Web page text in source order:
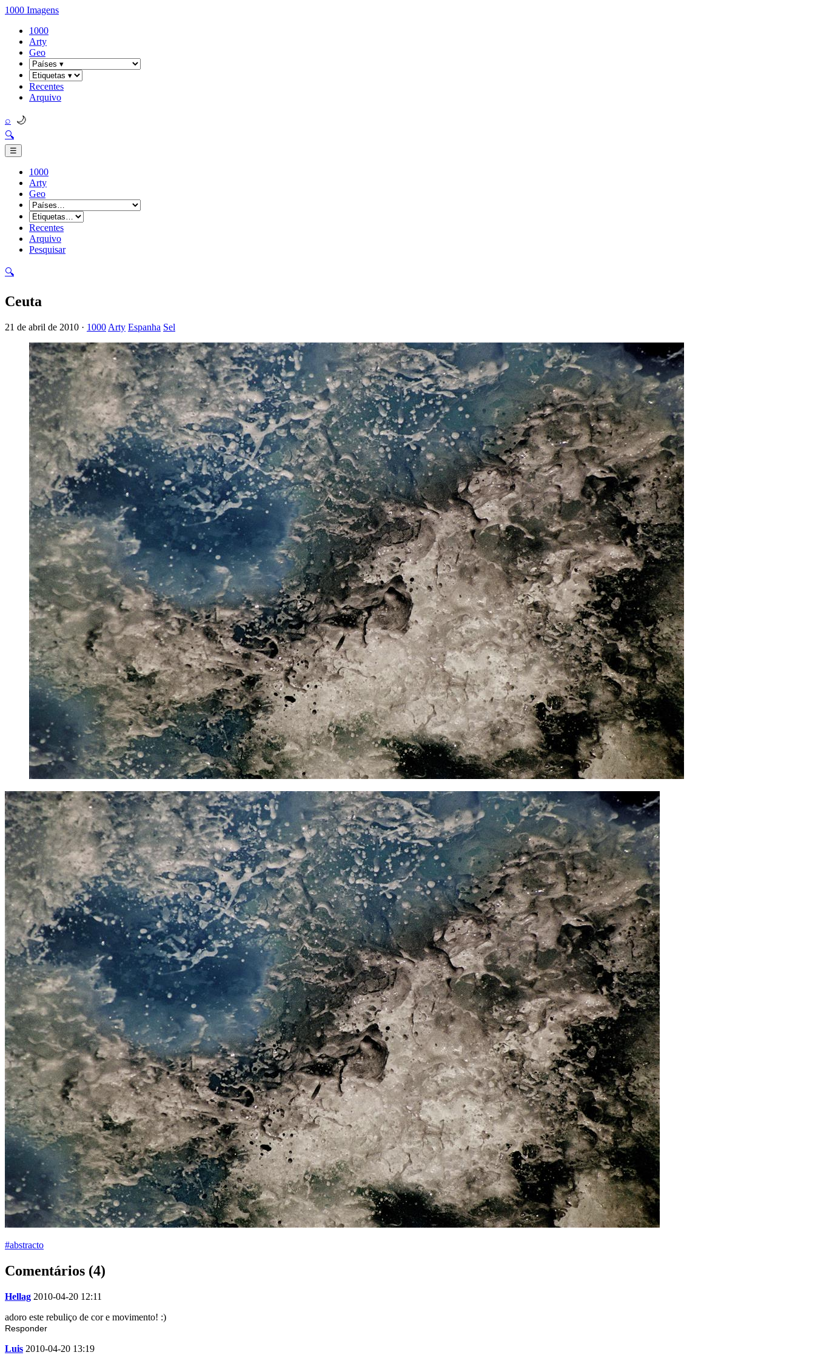
1000 Imagens
1000
Arty
Geo
Recentes
Arquivo
⌕ 🌙
🔍
☰
1000
Arty
Geo
Recentes
Arquivo
Pesquisar
🔍
Ceuta
21 de abril de 2010 · 1000 Arty Espanha Sel
#abstracto
Comentários (4)
Hellag 2010-04-20 12:11
adoro este rebuliço de cor e movimento! :)
Responder
Luis 2010-04-20 13:19